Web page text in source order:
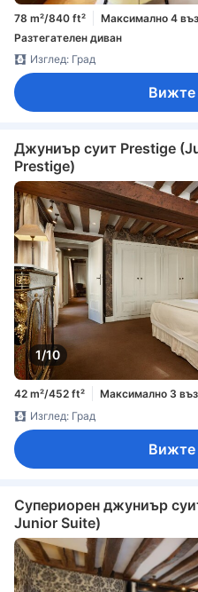
78 m²/840 ft² Максимално 4
Разтегателен диван
Изглед: Град
Вижте
Джуниър суит Prestige
Prestige)
1/10
42 m²/452 ft² Максимално 3
Изглед: Град
Вижте
Супериорен джуниър
Junior Suite)